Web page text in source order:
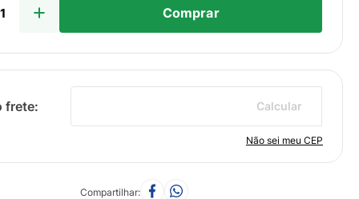
Comprar
Não sei meu CEP
Calcular
Compartilhar